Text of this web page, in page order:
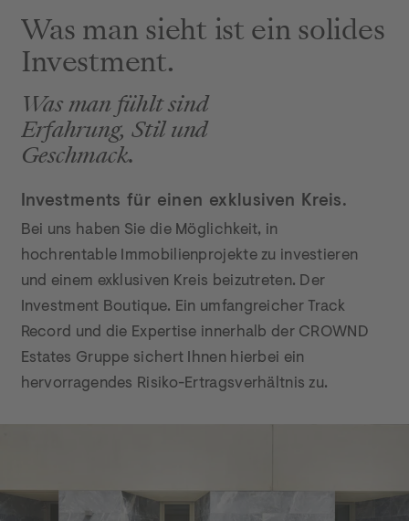
Was man sieht ist ein solides
Was man fühlt sind
Erfahrung, Stil und
Geschmack.
Investments für einen exklusiven Kreis.
Bei uns haben Sie die Möglichkeit, in
hochrentable Immobilienprojekte zu investieren
und einem exklusiven Kreis beizutreten. Der
Investment Boutique. Ein umfangreicher Track
Record und die Expertise innerhalb der CROWND
Estates Gruppe sichert Ihnen hierbei ein
hervorragendes Risiko-Ertragsverhältnis zu.